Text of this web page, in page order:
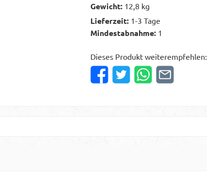
Gewicht: 12,8 kg
Lieferzeit: 1-3 Tage
Mindestabnahme: 1
Dieses Produkt weiterempfehlen: